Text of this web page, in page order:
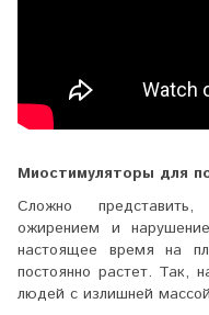
Миостимуляторы для
Сложно
ожирением и
настоящее время на
постоянно растет. Так,
людей с излишней